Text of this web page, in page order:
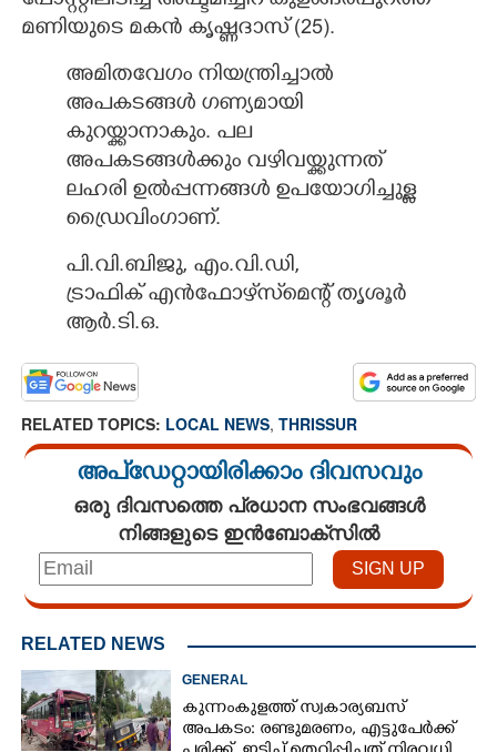
മണിയുടെ മകൻ കൃഷ്ണദാസ് (25).
അമിതവേഗം നിയന്ത്രിച്ചാൽ
അപകടങ്ങൾ ഗണ്യമായി
കുറയ്ക്കാനാകും. പല
അപകടങ്ങൾക്കും വഴിവയ്ക്കുന്നത്
ലഹരി ഉൽപ്പന്നങ്ങൾ ഉപയോഗിച്ചുള്ള
ഡ്രൈവിംഗാണ്.
പി.വി.ബിജു, എം.വി.ഡി,
ട്രാഫിക് എൻഫോഴ്‌സ്‌മെന്റ് തൃശൂർ
ആർ.ടി.ഒ.
RELATED TOPICS: LOCAL NEWS, THRISSUR
അപ്ഡേറ്റായിരിക്കാം ദിവസവും
ഒരു ദിവസത്തെ പ്രധാന സംഭവങ്ങൾ
നിങ്ങളുടെ ഇൻബോക്സിൽ
RELATED NEWS
GENERAL
കുന്നംകുളത്ത് സ്വകാര്യബസ്
അപകടം: രണ്ടുമരണം, എട്ടുപേർക്ക്